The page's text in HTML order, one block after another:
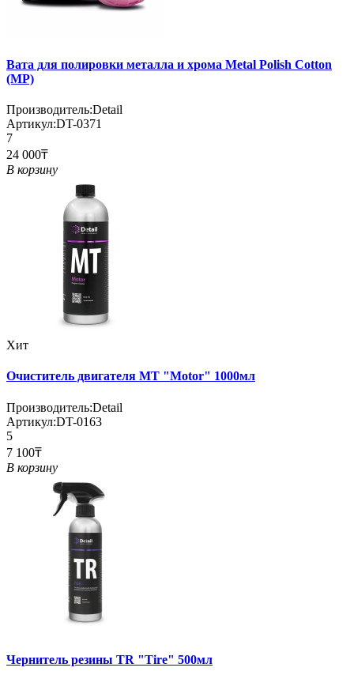
Вата для полировки металла и хрома Metal Polish Cotton
(MP)
Производитель:Detail
Артикул:DT-0371
7
24 000₸
В корзину
Хит
Очиститель двигателя MT "Motor" 1000мл
Производитель:Detail
Артикул:DT-0163
5
7 100₸
В корзину
Чернитель резины TR "Tire" 500мл